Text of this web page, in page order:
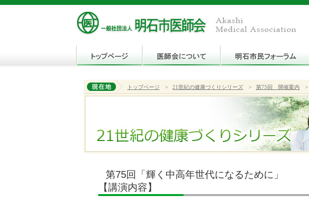
トップページ > 21世紀の健康づくりシリーズ > 第75回 開催案内 >
第75回「輝く中高年世代になるために」
【講演内容】